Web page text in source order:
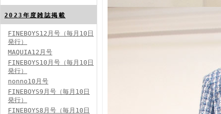
2024分バックナンバー
2023分バックナンバー
2022年分バックナンバー
2019年分バックナンバー
2023年度雑誌掲載
FINEBOYS12月号（毎月10日
発行）
MAQUIA12月号
FINEBOYS10月号（毎月10日
発行）
nonno10月号
FINEBOYS9月号（毎月10日
発行）
FINEBOYS8月号（毎月10日